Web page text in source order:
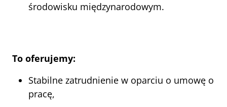
środowisku międzynarodowym.
To oferujemy:
Stabilne zatrudnienie w oparciu o umowę o
pracę,